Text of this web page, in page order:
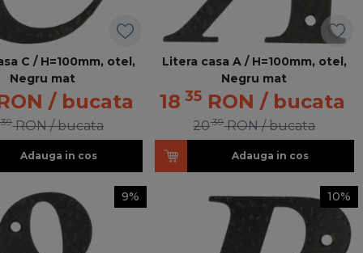
C / H=100mm, otel,
Negru mat
/ bucata
RON / bucata
Adauga in cos
Litera casa A / H=100mm, otel,
Negru mat
18 35 RON / bucata
2039 RON / bucata
Adauga in cos
9% 10%